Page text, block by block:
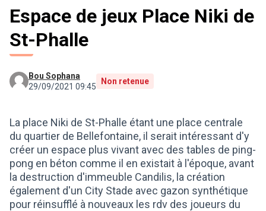
Espace de jeux Place Niki de
St-Phalle
Bou Sophana
29/09/2021 09:45
Non retenue
La place Niki de St-Phalle étant une place centrale
du quartier de Bellefontaine, il serait intéressant d'y
créer un espace plus vivant avec des tables de ping-
pong en béton comme il en existait à l'époque, avant
la destruction d'immeuble Candilis, la création
également d'un City Stade avec gazon synthétique
pour réinsufflé à nouveaux les rdv des joueurs du